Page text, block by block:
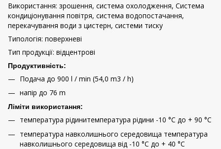
Використання: зрошення, система охолодження, Система
кондиціонування повітря, система водопостачання,
перекачування води з цистерн, системи тиску
Типологія: поверхневі
Тип продукції: відцентрові
Продуктивність:
Подача до 900 l / min (54,0 m3 / h)
напір до 76 m
Ліміти використання:
температура рідинитемпература рідини -10 °C до + 90 °C
температура навколишнього середовища температура
навколишнього середовища від -10 °C до + 40 °C